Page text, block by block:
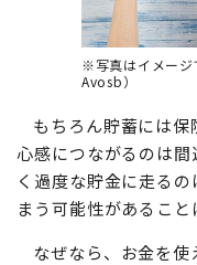
※写真はイメー
Avosb）
もちろん貯蓄には
心感につながるのは
く過度な貯金に走る
まう可能性があること
なぜなら、お金を